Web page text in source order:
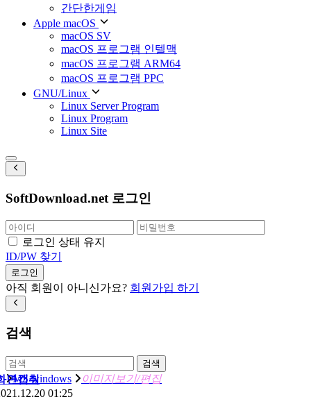
간단한게임
Apple macOS
macOS SV
macOS 프로그램 인텔맥
macOS 프로그램 ARM64
macOS 프로그램 PPC
GNU/Linux
Linux Server Program
Linux Program
Linux Site
SoftDownload.net 로그인
로그인 상태 유지
ID/PW 찾기
로그인
아직 회원이 아니신가요? 회원가입 하기
검색
검색
MS windows 이미지보기/편집
면캡춰
01:25